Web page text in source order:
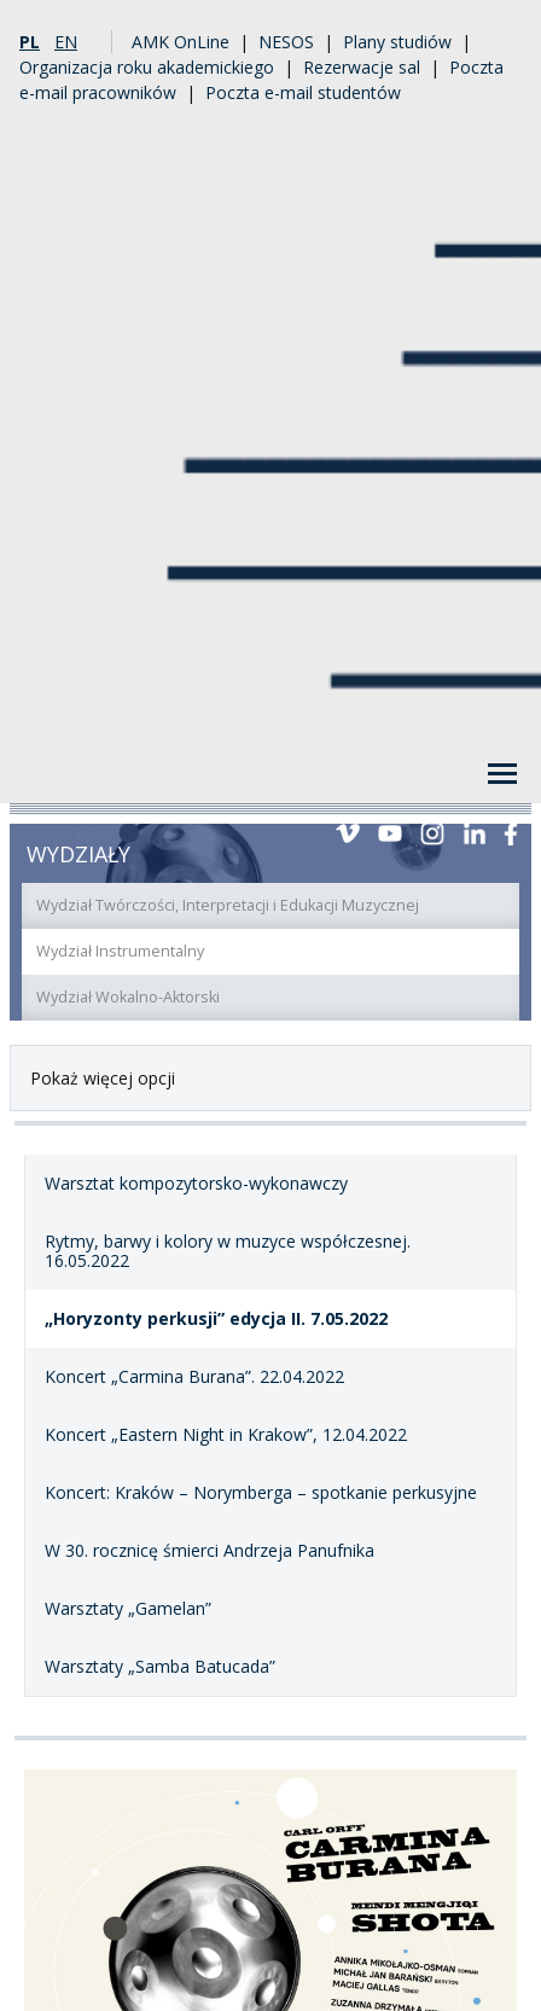
PL EN AMK OnLine | NESOS | Plany studiów |
Organizacja roku akademickiego | Rezerwacje sal | Poczta
e-mail pracowników | Poczta e-mail studentów
WYDZIAŁY
Wydział Twórczości, Interpretacji i Edukacji Muzycznej
Wydział Instrumentalny
Wydział Wokalno-Aktorski
Pokaż więcej opcji
Warsztat kompozytorsko-wykonawczy
Rytmy, barwy i kolory w muzyce współczesnej.
16.05.2022
„Horyzonty perkusji” edycja II. 7.05.2022
Koncert „Carmina Burana”. 22.04.2022
Koncert „Eastern Night in Krakow”, 12.04.2022
Koncert: Kraków – Norymberga – spotkanie perkusyjne
W 30. rocznicę śmierci Andrzeja Panufnika
Warsztaty „Gamelan”
Warsztaty „Samba Batucada”